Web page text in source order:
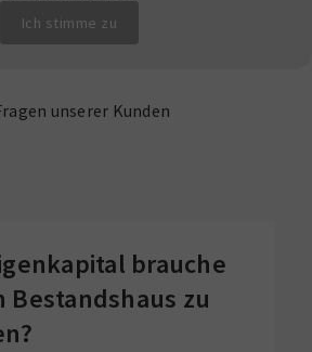
Ich stimme zu
unserer Kunden
brauche
Bestandshaus zu